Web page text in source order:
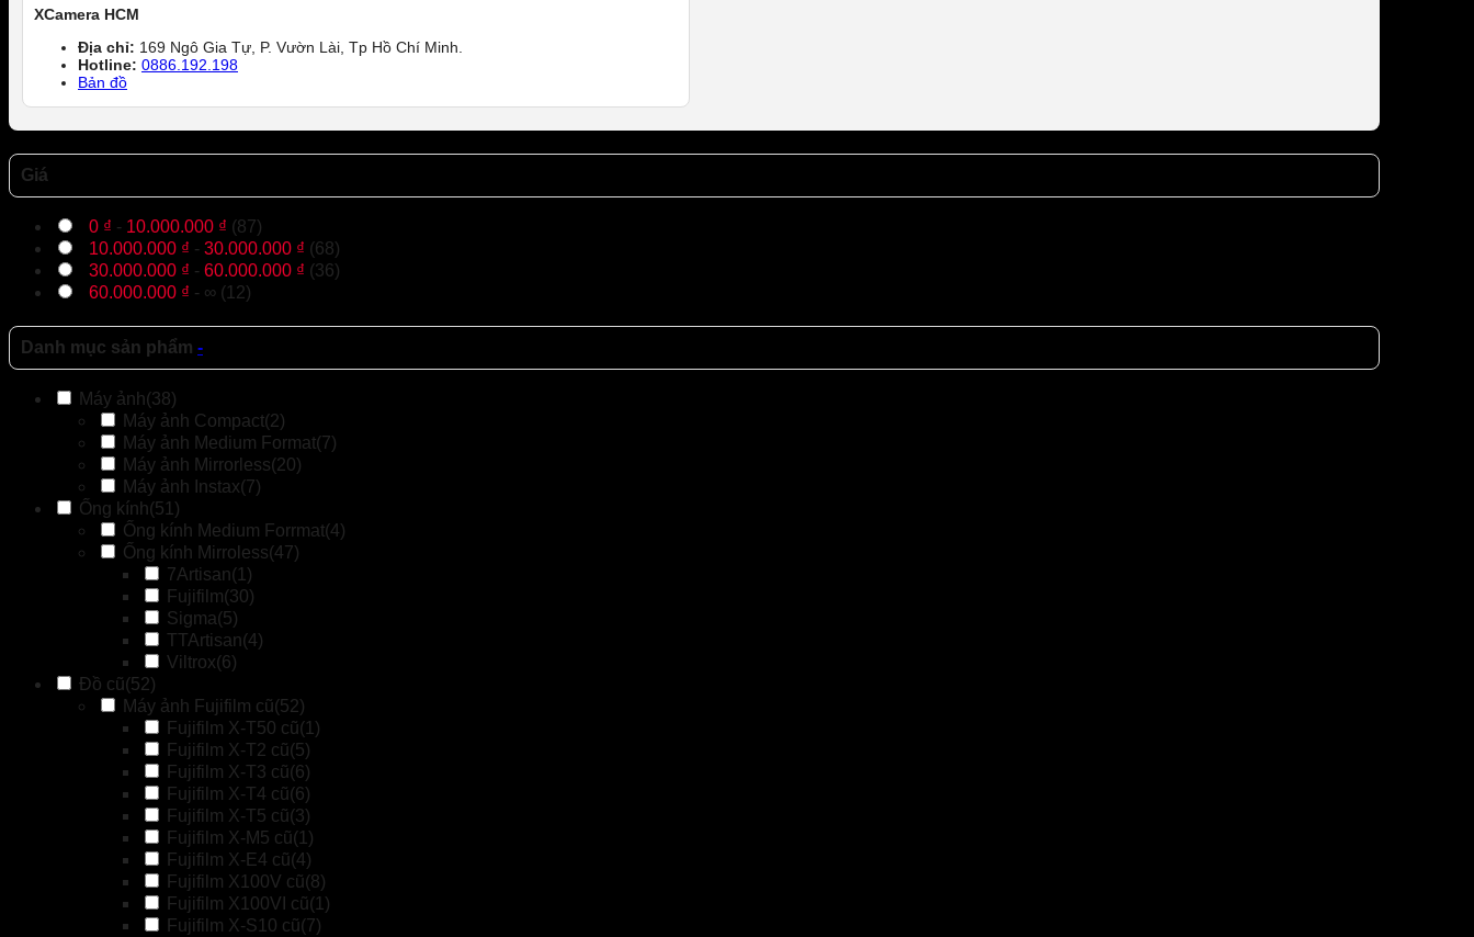
XCamera HCM
Địa chỉ: 169 Ngô Gia Tự, P. Vườn Lài, Tp Hồ Chí Minh.
Hotline: 0886.192.198
Bản đồ
Giá
0 ₫ - 10.000.000 ₫ (87)
10.000.000 ₫ - 30.000.000 ₫ (68)
30.000.000 ₫ - 60.000.000 ₫ (36)
60.000.000 ₫ - ∞ (12)
Danh mục sản phẩm -
Máy ảnh(38)
Máy ảnh Compact(2)
Máy ảnh Medium Format(7)
Máy ảnh Mirrorless(20)
Máy ảnh Instax(7)
Ống kính(51)
Ống kính Medium Forrmat(4)
Ống kính Mirroless(47)
7Artisan(1)
Fujifilm(30)
Sigma(5)
TTArtisan(4)
Viltrox(6)
Đồ cũ(52)
Máy ảnh Fujifilm cũ(52)
Fujifilm X-T50 cũ(1)
Fujifilm X-T2 cũ(5)
Fujifilm X-T3 cũ(6)
Fujifilm X-T4 cũ(6)
Fujifilm X-T5 cũ(3)
Fujifilm X-M5 cũ(1)
Fujifilm X-E4 cũ(4)
Fujifilm X100V cũ(8)
Fujifilm X100VI cũ(1)
Fujifilm X-S10 cũ(7)